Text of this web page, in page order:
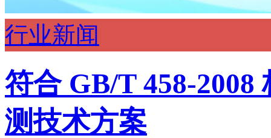
行业新闻
符合 GB/T 458-
测技术方案